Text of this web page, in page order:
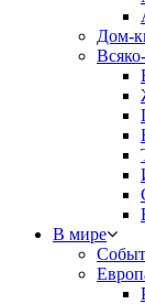
Дом-
В мире